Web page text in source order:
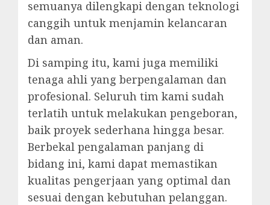
semuanya dilengkapi dengan teknologi
canggih untuk menjamin kelancaran
dan aman.
Di samping itu, kami juga memiliki
tenaga ahli yang berpengalaman dan
profesional. Seluruh tim kami sudah
terlatih untuk melakukan pengeboran,
baik proyek sederhana hingga besar.
Berbekal pengalaman panjang di
bidang ini, kami dapat memastikan
kualitas pengerjaan yang optimal dan
sesuai dengan kebutuhan pelanggan.